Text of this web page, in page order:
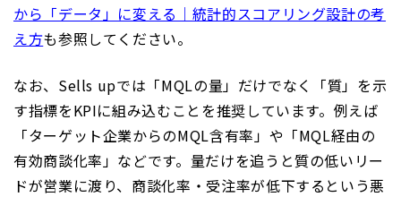
から「データ」に変える｜統計的スコアリング設計の考
え方も参照してください。
なお、Sells upでは「MQLの量」だけでなく「質」を示
す指標をKPIに組み込むことを推奨しています。例えば
「ターゲット企業からのMQL含有率」や「MQL経由の
有効商談化率」などです。量だけを追うと質の低いリー
ドが営業に渡り、商談化率・受注率が低下するという悪